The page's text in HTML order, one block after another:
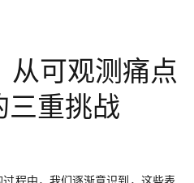
从可观测痛点
重挑战
程中，我们逐渐意识到， 这些表